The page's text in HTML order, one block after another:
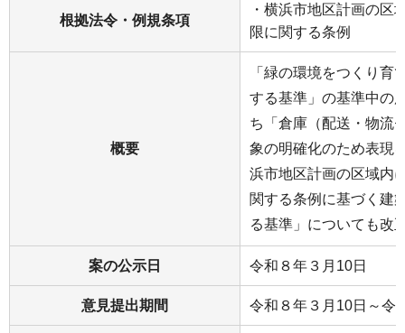
根拠法令・例規条項
・横浜市地区計画の区
限に関する条例
概要
「緑の環境をつくり育
する基準」の基準中の
ち「倉庫（配送・物流
象の明確化のため表現
浜市地区計画の区域内
関する条例に基づく建
る基準」についても改
案の公示日 令和８年３月10日
意見提出期間 令和８年３月10日～令